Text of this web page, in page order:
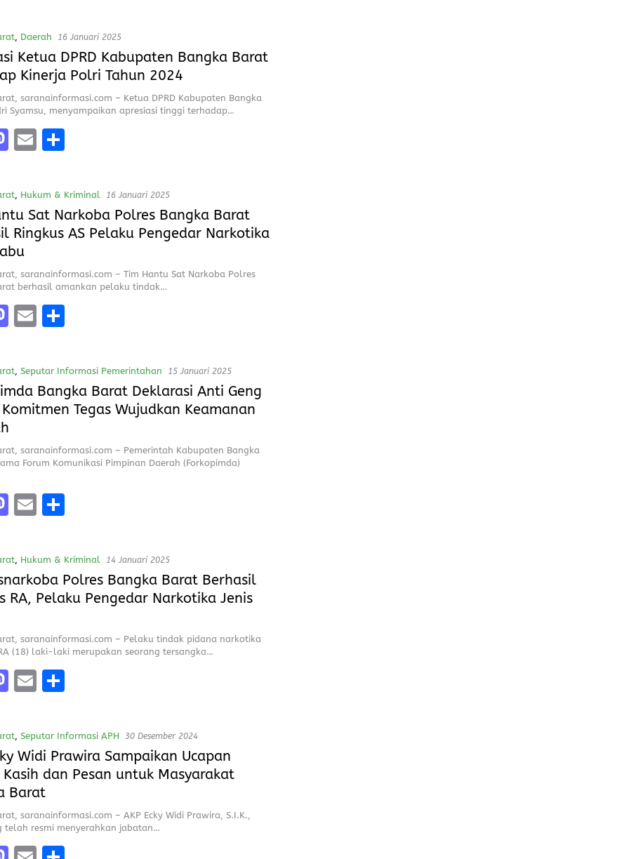
o
d
o
n
ai
l
re
, Daerah 16 Januari 2025
Ketua DPRD Kabupaten Bangka Barat
Kinerja Polri Tahun 2024
saranainformasi.com – Ketua DPRD Kabupaten Bangka
Syamsu, menyampaikan apresiasi tinggi terhadap…
M
o
d
o
n
E
l
S
a
re
, Hukum & Kriminal 16 Januari 2025
Sat Narkoba Polres Bangka Barat
Ringkus AS Pelaku Pengedar Narkotika
saranainformasi.com – Tim Hantu Sat Narkoba Polres
berhasil amankan pelaku tindak…
M
o
d
o
n
E
l
S
a
re
, Seputar Informasi Pemerintahan 15 Januari 2025
Bangka Barat Deklarasi Anti Geng
Tegas Wujudkan Keamanan
saranainformasi.com – Pemerintah Kabupaten Bangka
Forum Komunikasi Pimpinan Daerah (Forkopimda)
M
o
d
n
E
l
S
a
re
, Hukum & Kriminal 14 Januari 2025
Polres Bangka Barat Berhasil
RA, Pelaku Pengedar Narkotika Jenis
saranainformasi.com – Pelaku tindak pidana narkotika
(18) laki-laki merupakan seorang tersangka…
M
o
d
o
n
E
l
S
a
re
, Seputar Informasi APH 30 Desember 2024
Widi Prawira Sampaikan Ucapan
Kasih dan Pesan untuk Masyarakat
Barat
saranainformasi.com – AKP Ecky Widi Prawira, S.I.K.,
telah resmi menyerahkan jabatan…